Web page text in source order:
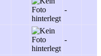
-
-